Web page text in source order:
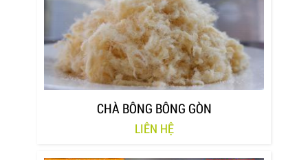
CHÀ BÔNG BÔNG GÒN
LIÊN HỆ